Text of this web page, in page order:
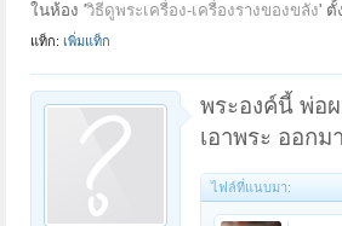
ในห้อง 'วิธีดูพระเครื่อง-เครื่องรางของขลัง' ตั้
แท็ก: เพิ่มแท็ก
พระองค์นี้ พ่อ
เอาพระ ออก
ไฟล์ที่แนบมา: